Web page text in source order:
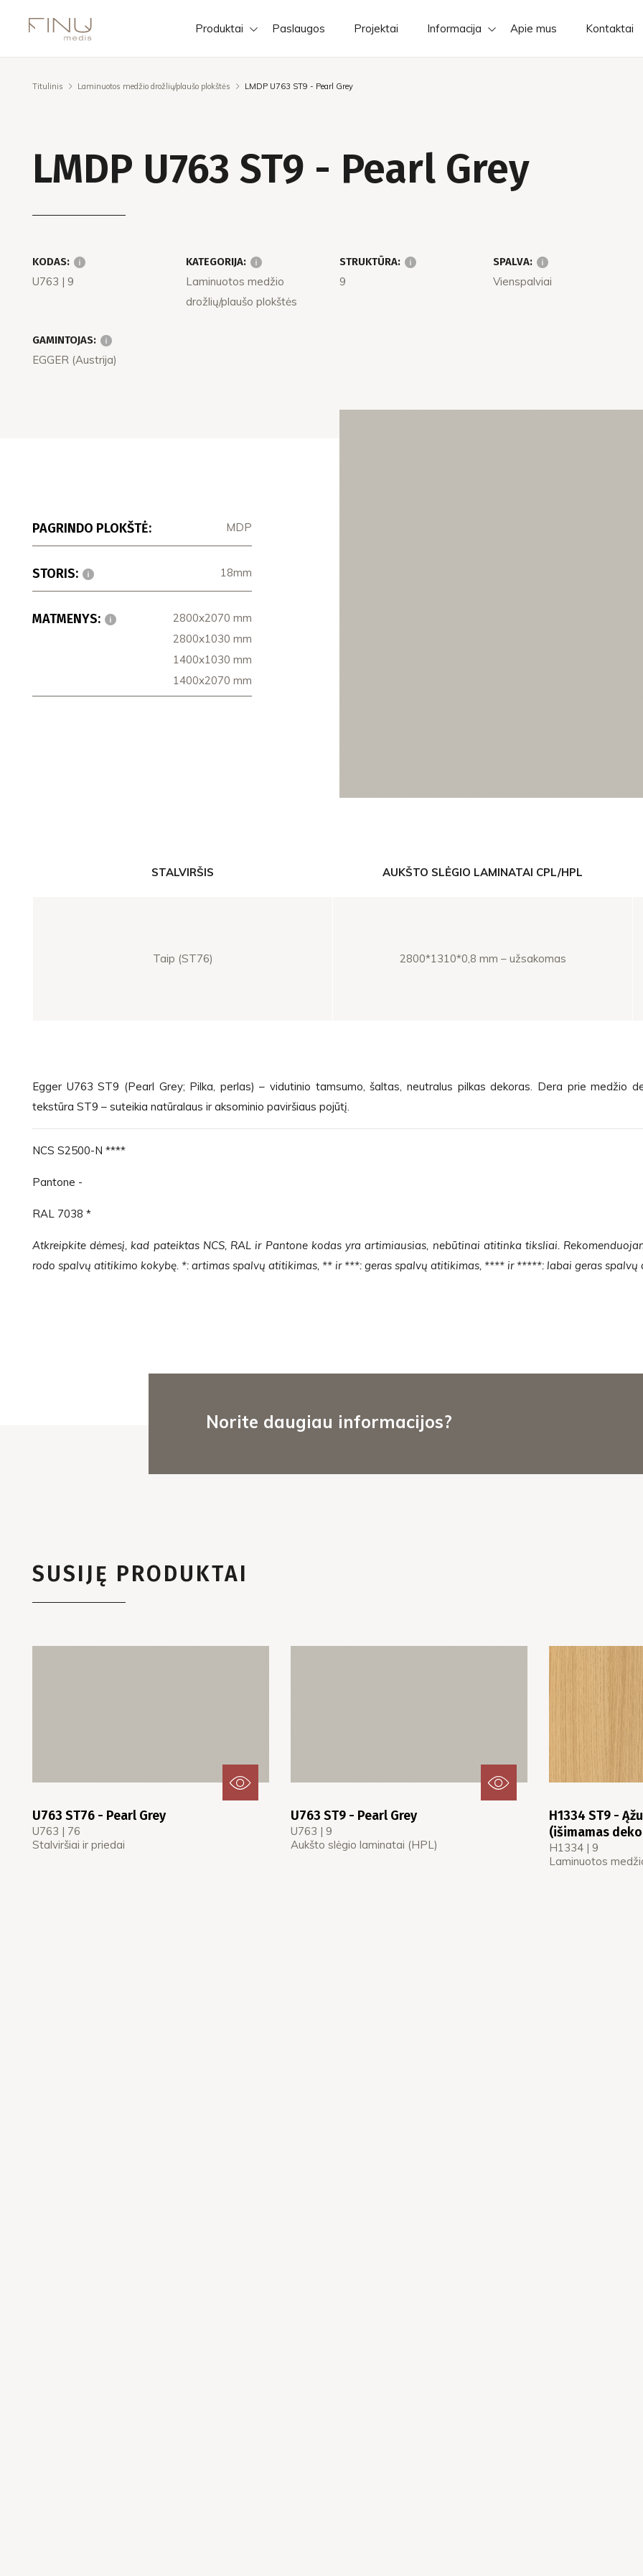
Produktai Paslaugos Projektai Informacija Apie mus Kontaktai
Titulinis Laminuotos medžio drožlių/plaušo plokštės LMDP U763 ST9 - Pearl Grey
LMDP U763 ST9 - Pearl Grey
KODAS:
U763 | 9
KATEGORIJA:
Laminuotos medžio
drožlių/plaušo plokštės
STRUKTŪRA:
9
SPALVA:
Vienspalviai
GAMINTOJAS:
EGGER (Austrija)
PAGRINDO PLOKŠTĖ: MDP
STORIS: 18mm
MATMENYS:
2800x2070 mm
2800x1030 mm
1400x1030 mm
1400x2070 mm
STALVIRŠIS AUKŠTO SLĖGIO LAMINATAI CPL/HPL
Taip (ST76) 2800*1310*0,8 mm – užsakomas
Egger U763 ST9 (Pearl Grey; Pilka, perlas) – vidutinio tamsumo, šaltas, neutralus pilkas dekoras. Dera prie medžio
tekstūra ST9 – suteikia natūralaus ir aksominio paviršiaus pojūtį.
NCS S2500-N ****
Pantone -
RAL 7038 *
Atkreipkite dėmesį, kad pateiktas NCS, RAL ir Pantone kodas yra artimiausias, nebūtinai atitinka tiksliai.
rodo spalvų atitikimo kokybę. *: artimas spalvų atitikimas, ** ir ***: geras spalvų atitikimas, **** ir *****: labai geras spalvų
Norite daugiau informacijos?
SUSIJĘ PRODUKTAI
U763 ST76 - Pearl Grey
U763 | 76
Stalviršiai ir priedai
U763 ST9 - Pearl Grey
U763 | 9
Aukšto slėgio laminatai (HPL)
H1334 ST9 -
(išimamas
H1334 | 9
Laminuotos